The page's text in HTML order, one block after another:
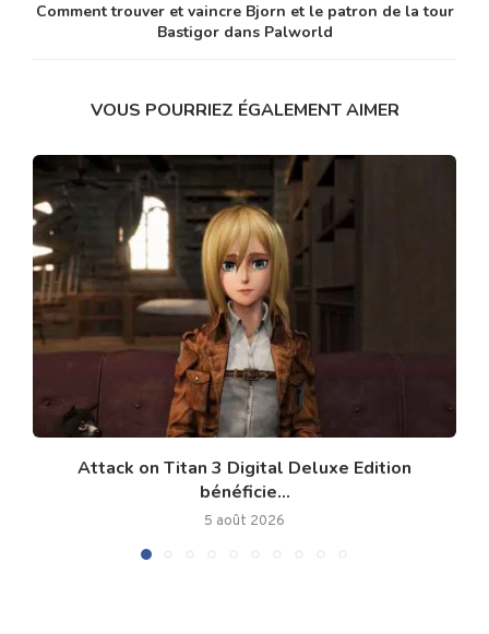
Comment trouver et vaincre Bjorn et le patron de la tour
Bastigor dans Palworld
VOUS POURRIEZ ÉGALEMENT AIMER
Attack on Titan 3 Digital Deluxe Edition
bénéficie...
5 août 2026